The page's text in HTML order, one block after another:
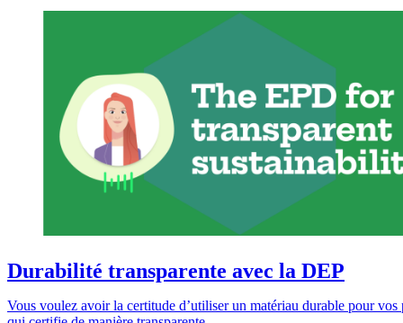
Durabilité transparente avec la DEP
Vous voulez avoir la certitude d’utiliser un matériau durable pour